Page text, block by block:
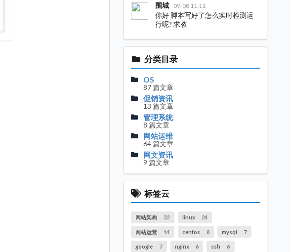
围城
09-08 11:11
你好 脚本写好了怎么实时检测运
行呢? 求教
分类目录
OS
87 篇文章
促销资讯
13 篇文章
管理系统
8 篇文章
网站运维
64 篇文章
网文资讯
9 篇文章
标签云
网站架构 32 linux 24
网站运营 14 centos 8 mysql 7
google 7 nginx 6 ssh 6